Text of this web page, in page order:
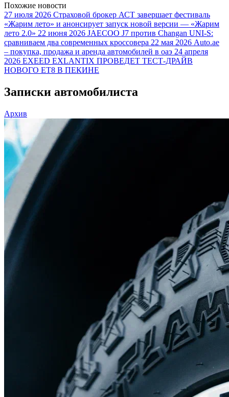
Похожие новости
27 июля 2026 Страховой брокер АСТ завершает фестиваль
«Жарим лето» и анонсирует запуск новой версии — «Жарим
лето 2.0» 22 июня 2026 JAECOO J7 против Changan UNI-S:
сравниваем два современных кроссовера 22 мая 2026 Auto.ae
– покупка, продажа и аренда автомобилей в оаэ 24 апреля
2026 EXEED EXLANTIX ПРОВЕДЕТ ТЕСТ-ДРАЙВ
НОВОГО ET8 В ПЕКИНЕ
Записки автомобилиста
Архив